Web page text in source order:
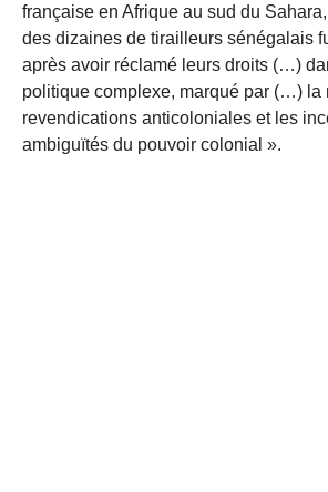
française en Afrique au sud du
des dizaines de tirailleurs sénégalais
après avoir réclamé leurs droits (…)
politique complexe, marqué par (…) la
revendications anticoloniales et les
ambiguïtés du pouvoir colonial ».